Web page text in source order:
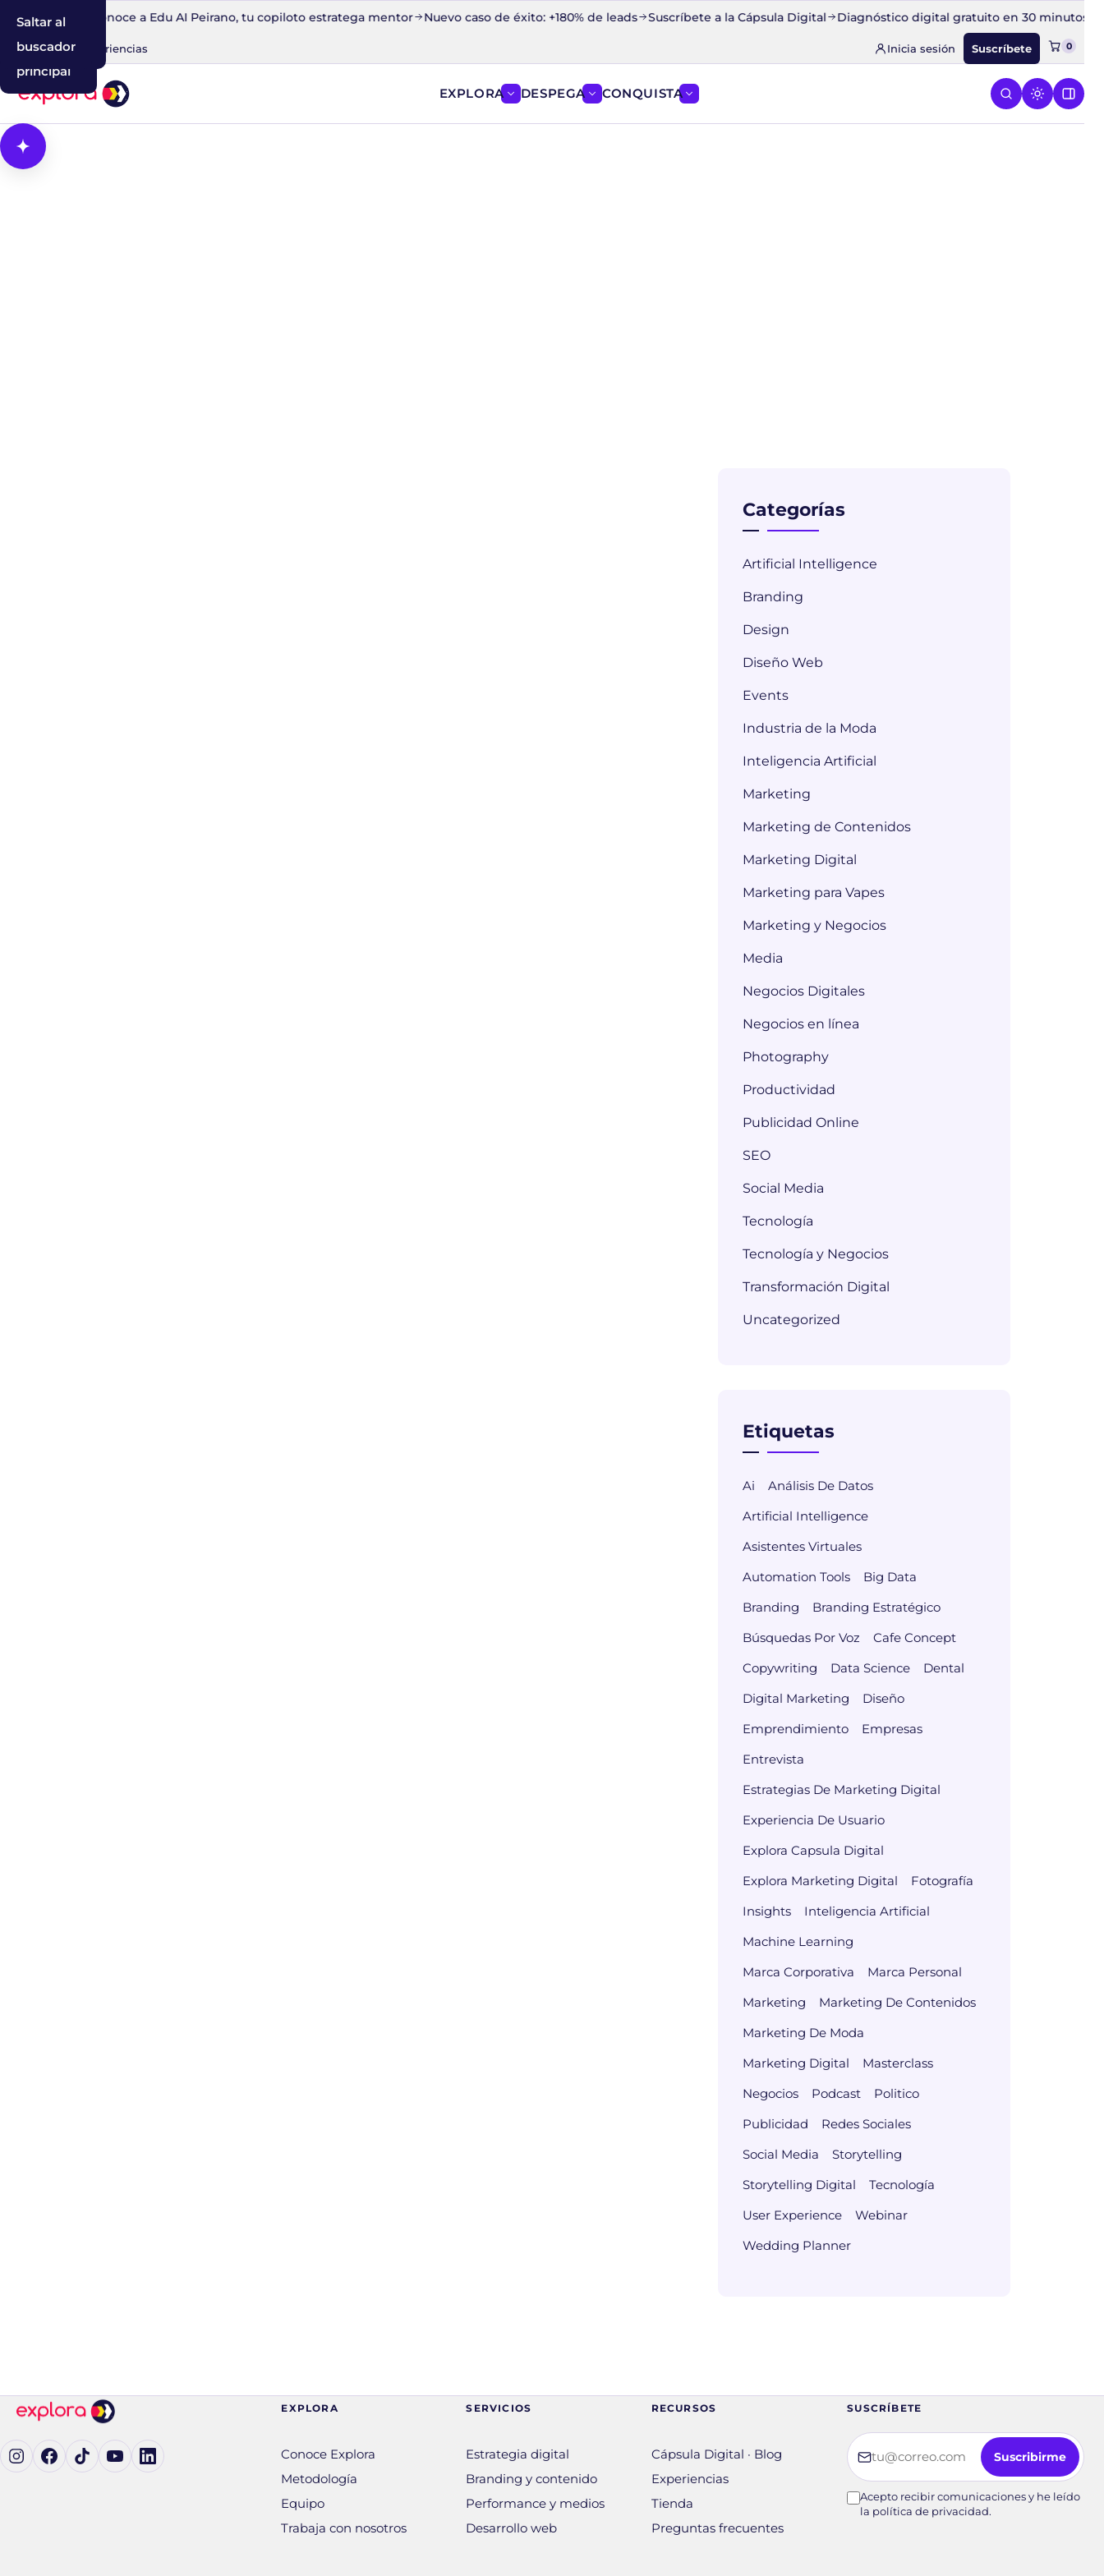
Saltar al
contenido
principal
Saltar a la
navegación
Saltar al
buscador
minutos Conoce a Edu AI Peirano, tu copiloto estratega mentor Nuevo caso de éxito: +180% de leads Suscríbete a la Cápsula Digital Diagnóstico digital gratuito en 30 minutos
Blog IA Experiencias Inicia sesión Suscríbete 0
EXPLORAMostrar el menú de EXPLORA
DESPEGAMostrar el menú de DESPEGA
CONQUISTAMostrar el menú de CONQUISTA
Abrir Cosmos, el asistente con IA
Categorías
Artificial Intelligence
Branding
Design
Diseño Web
Events
Industria de la Moda
Inteligencia Artificial
Marketing
Marketing de Contenidos
Marketing Digital
Marketing para Vapes
Marketing y Negocios
Media
Negocios Digitales
Negocios en línea
Photography
Productividad
Publicidad Online
SEO
Social Media
Tecnología
Tecnología y Negocios
Transformación Digital
Uncategorized
Etiquetas
Ai
Análisis De Datos
Artificial Intelligence
Asistentes Virtuales
Automation Tools
Big Data
Branding
Branding Estratégico
Búsquedas Por Voz
Cafe Concept
Copywriting
Data Science
Dental
Digital Marketing
Diseño
Emprendimiento
Empresas
Entrevista
Estrategias De Marketing Digital
Experiencia De Usuario
Explora Capsula Digital
Explora Marketing Digital
Fotografía
Insights
Inteligencia Artificial
Machine Learning
Marca Corporativa
Marca Personal
Marketing
Marketing De Contenidos
Marketing De Moda
Marketing Digital
Masterclass
Negocios
Podcast
Politico
Publicidad
Redes Sociales
Social Media
Storytelling
Storytelling Digital
Tecnología
User Experience
Webinar
Wedding Planner
Ig (se abre en una pestaña nueva)
Fb (se abre en una pestaña nueva)
tK (se abre en una pestaña nueva)
yT (se abre en una pestaña nueva)
in (se abre en una pestaña nueva)
EXPLORA
Conoce Explora
Metodología
Equipo
Trabaja con nosotros
SERVICIOS
Estrategia digital
Branding y contenido
Performance y medios
Desarrollo web
RECURSOS
Cápsula Digital · Blog
Experiencias
Tienda
Preguntas frecuentes
SUSCRÍBETE
Tu correo electrónico
Suscribirme
Acepto recibir comunicaciones y he leído
la política de privacidad.